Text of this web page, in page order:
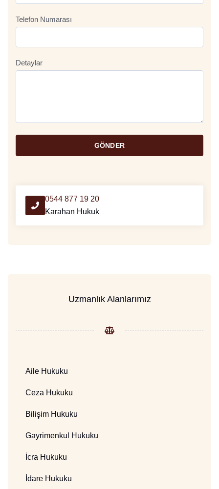
Telefon Numarası
Detaylar
GÖNDER
0544 877 19 20
Karahan Hukuk
Uzmanlık Alanlarımız
Aile Hukuku
Ceza Hukuku
Bilişim Hukuku
Gayrimenkul Hukuku
İcra Hukuku
İdare Hukuku